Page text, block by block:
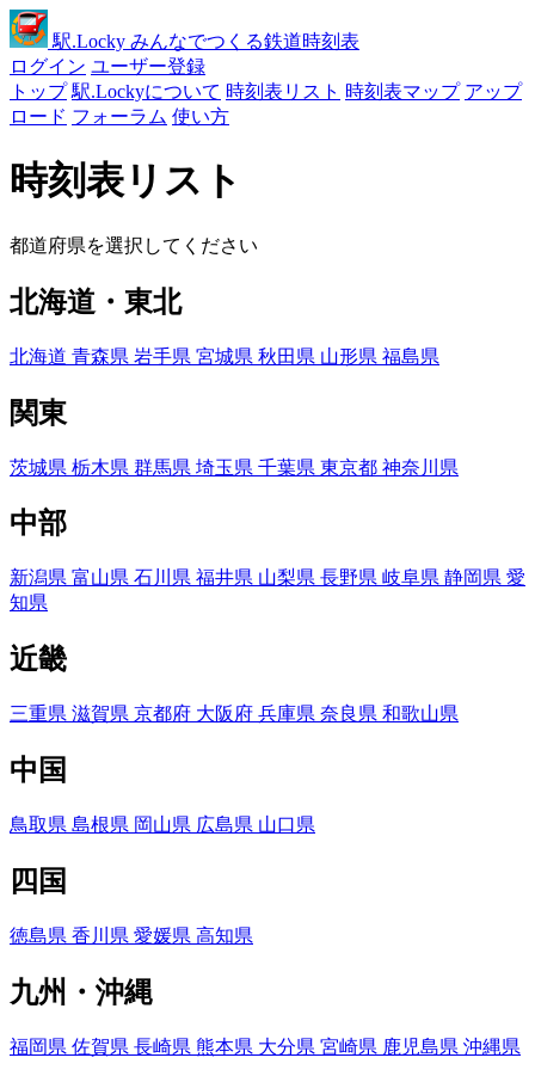
駅.Locky みんなでつくる鉄道時刻表
ログイン ユーザー登録
トップ 駅.Lockyについて 時刻表リスト 時刻表マップ アップ
ロード フォーラム 使い方
時刻表リスト
都道府県を選択してください
北海道・東北
北海道 青森県 岩手県 宮城県 秋田県 山形県 福島県
関東
茨城県 栃木県 群馬県 埼玉県 千葉県 東京都 神奈川県
中部
新潟県 富山県 石川県 福井県 山梨県 長野県 岐阜県 静岡県 愛
知県
近畿
三重県 滋賀県 京都府 大阪府 兵庫県 奈良県 和歌山県
中国
鳥取県 島根県 岡山県 広島県 山口県
四国
徳島県 香川県 愛媛県 高知県
九州・沖縄
福岡県 佐賀県 長崎県 熊本県 大分県 宮崎県 鹿児島県 沖縄県